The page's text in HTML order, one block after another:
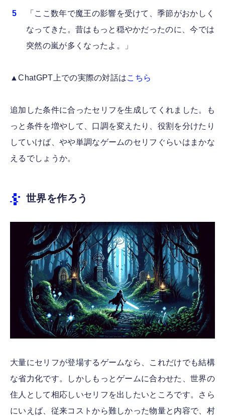
「ここ数年で魔王の影響を受けて、季節がおかしく
なってきた。昔はもっと穏やかだったのに、今では
突然の嵐が多くなったよ。」
▲ChatGPT上での実際の対話はこちら
追加した条件に合ったセリフを生成してくれました。も
っと条件を増やして、口調を変えたり、役割を分けたり
していけば、やや単調なゲームのセリフぐらいはまかな
えるでしょうか。
世界を作ろう
大量にセリフが登場するゲームなら、これだけでも結構
な省力化です。しかしもっとゲームに合わせた、世界の
住人として相応しいセリフを出したいところです。さら
にいえば、従来コストから難しかった物量と内容で、村